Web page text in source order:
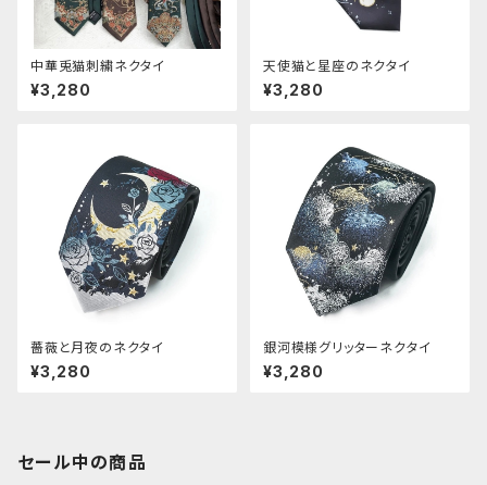
中華兎猫刺繍ネクタイ
¥3,280
天使猫と星座のネクタイ
¥3,280
薔薇と月夜のネクタイ
¥3,280
銀河模様グリッターネクタイ
¥3,280
セール中の商品